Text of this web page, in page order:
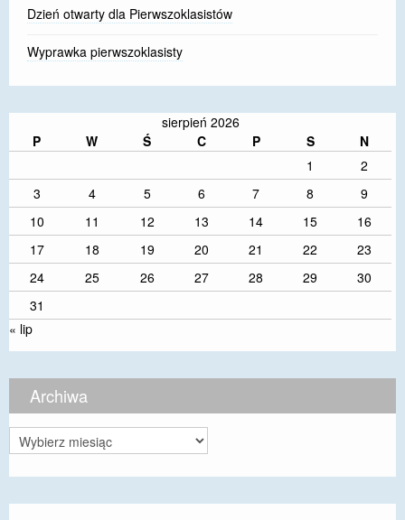
Dzień otwarty dla Pierwszoklasistów
Wyprawka pierwszoklasisty
sierpień 2026
P
W Ś C P S
N
1
2
3
4 5 6 7 8
9
10
11 12 13 14 15
16
17
18 19 20 21 22
23
24
25 26 27 28 29
30
31
« lip
Archiwa
Archiwa